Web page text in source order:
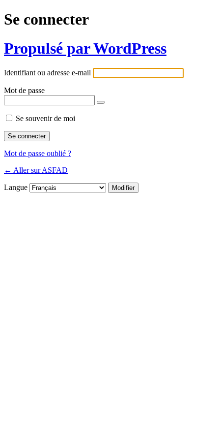
Se connecter
Propulsé par WordPress
Identifiant ou adresse e-mail
Mot de passe
Se souvenir de moi
Mot de passe oublié ?
← Aller sur ASFAD
Langue